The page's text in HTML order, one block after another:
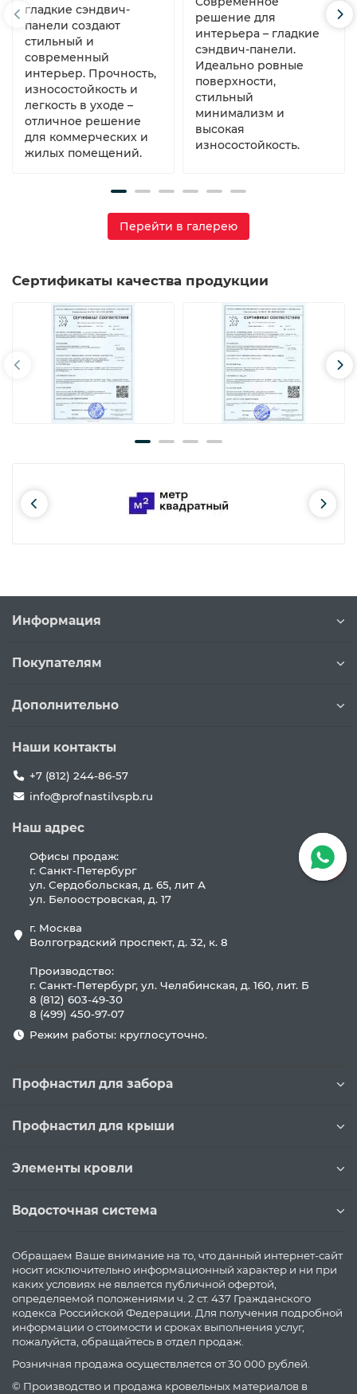
гладкие сэндвич-
панели создают
стильный и
современный
интерьер. Прочность,
износостойкость и
легкость в уходе –
отличное решение
для коммерческих и
жилых помещений.
решение для
интерьера – гладкие
сэндвич-панели.
Идеально ровные
поверхности,
стильный
минимализм и
высокая
износостойкость.
Перейти в галерею
Сертификаты качества продукции
Информация
Покупателям
Дополнительно
Наши контакты
+7 (812) 244-86-57
info@profnastilvspb.ru
Наш адрес
Офисы продаж:
г. Санкт-Петербург
ул. Сердобольская, д. 65, лит А
ул. Белоостровская, д. 17
г. Москва
Волгоградский проспект, д. 32, к. 8
Производство:
г. Санкт-Петербург, ул. Челябинская, д. 160, лит. Б
8 (812) 603-49-30
8 (499) 450-97-07
Режим работы: круглосуточно.
Профнастил для забора
Профнастил для крыши
Элементы кровли
Водосточная система
Обращаем Ваше внимание на то, что данный интернет-сайт
носит исключительно информационный характер и ни при
каких условиях не является публичной офертой,
определяемой положениями ч. 2 ст. 437 Гражданского
кодекса Российской Федерации. Для получения подробной
информации о стоимости и сроках выполнения услуг,
пожалуйста, обращайтесь в отдел продаж.
Розничная продажа осуществляется от 30 000 рублей.
© Производство и продажа кровельных материалов в